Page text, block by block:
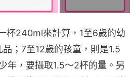
杯240ml來計算，1至6歲的幼
；7至12歲的孩童，則是1.5
年，要攝取1.5～2杯的量。另